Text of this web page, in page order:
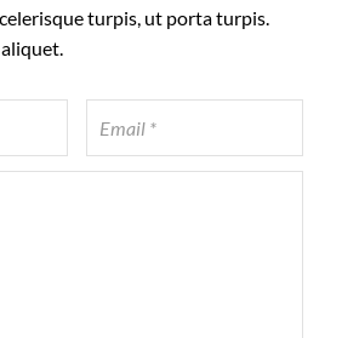
turpis, ut porta turpis.